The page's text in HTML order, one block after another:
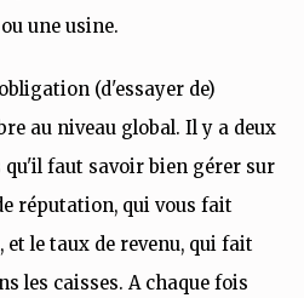
une usine.
(d'essayer de)
au niveau global. Il y a deux
faut savoir bien gérer sur
réputation, qui vous fait
le taux de revenu, qui fait
les caisses. A chaque fois